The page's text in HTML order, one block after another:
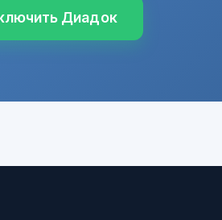
Диадок